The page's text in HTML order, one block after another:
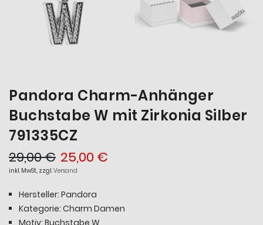
Pandora Charm-Anhänger
Buchstabe W mit Zirkonia Silber
791335CZ
25,00 €
29,00 €
inkl. MwSt., zzgl.Versand
Hersteller: Pandora
Kategorie: Charm Damen
Motiv: Buchstabe W